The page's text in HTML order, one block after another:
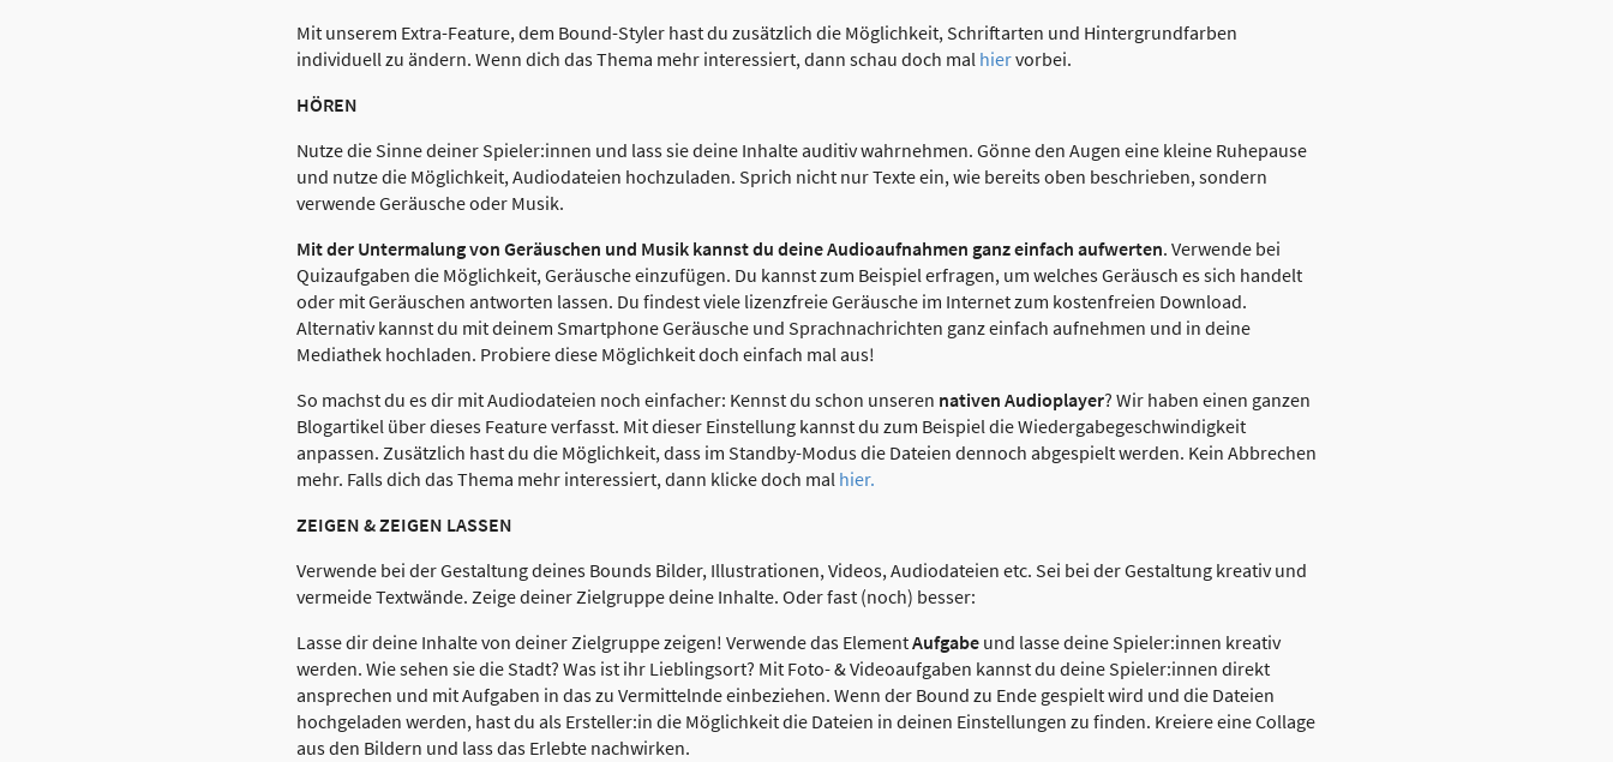
Mit unserem Extra-Feature, dem Bound-Styler hast du zusätzlich die Möglichkeit, Schriftarten und Hintergrundfarben
individuell zu ändern. Wenn dich das Thema mehr interessiert, dann schau doch mal hiervorbei.
HÖREN
Nutze die Sinne deiner Spieler:innen und lass sie deine Inhalte auditiv wahrnehmen. Gönne den Augen eine kleine Ruhepause
und nutze die Möglichkeit, Audiodateien hochzuladen. Sprich nicht nur Texte ein, wie bereits oben beschrieben, sondern
verwende Geräusche oder Musik.
Mit der Untermalung von Geräuschen und Musik kannst du deine Audioaufnahmen ganz einfach aufwerten. Verwende bei
Quizaufgaben die Möglichkeit, Geräusche einzufügen. Du kannst zum Beispiel erfragen, um welches Geräusch es sich handelt
oder mit Geräuschen antworten lassen. Du findest viele lizenzfreie Geräusche im Internet zum kostenfreien Download.
Alternativ kannst du mit deinem Smartphone Geräusche und Sprachnachrichten ganz einfach aufnehmen und in deine
Mediathek hochladen. Probiere diese Möglichkeit doch einfach mal aus!
So machst du es dir mit Audiodateien noch einfacher: Kennst du schon unseren nativen Audioplayer? Wir haben einen ganzen
Blogartikel über dieses Feature verfasst. Mit dieser Einstellung kannst du zum Beispiel die Wiedergabegeschwindigkeit
anpassen. Zusätzlich hast du die Möglichkeit, dass im Standby-Modus die Dateien dennoch abgespielt werden. Kein Abbrechen
mehr. Falls dich das Thema mehr interessiert, dann klicke doch mal hier.
ZEIGEN & ZEIGEN LASSEN
Verwende bei der Gestaltung deines Bounds Bilder, Illustrationen, Videos, Audiodateien etc. Sei bei der Gestaltung kreativ und
vermeide Textwände. Zeige deiner Zielgruppe deine Inhalte. Oder fast (noch) besser:
Lasse dir deine Inhalte von deiner Zielgruppe zeigen! Verwende das ElementAufgabe und lasse deine Spieler:innen kreativ
werden. Wie sehen sie die Stadt? Was ist ihr Lieblingsort? Mit Foto- & Videoaufgaben kannst du deine Spieler:innen direkt
ansprechen und mit Aufgaben in das zu Vermittelnde einbeziehen. Wenn der Bound zu Ende gespielt wird und die Dateien
hochgeladen werden, hast du als Ersteller:in die Möglichkeit die Dateien in deinen Einstellungen zu finden. Kreiere eine Collage
aus den Bildern und lass das Erlebte nachwirken.